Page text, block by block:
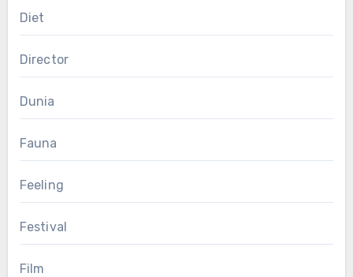
Diet
Director
Dunia
Fauna
Feeling
Festival
Film